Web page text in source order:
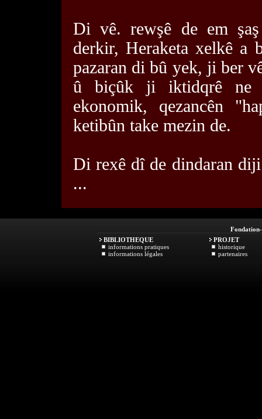
Di vê. rewşê de em
derkir, Heraketa xelkê a
pazaran di bû yek, ji ber
û biçûk ji iktidqrê ne
ekonomik, qezancên
ketibûn take mezin de.
Di rexê dî de dindaran
...
Fondation
BIBLIOTHEQUE
informations pratiques
informations légales
PROJET
historique
partenaires